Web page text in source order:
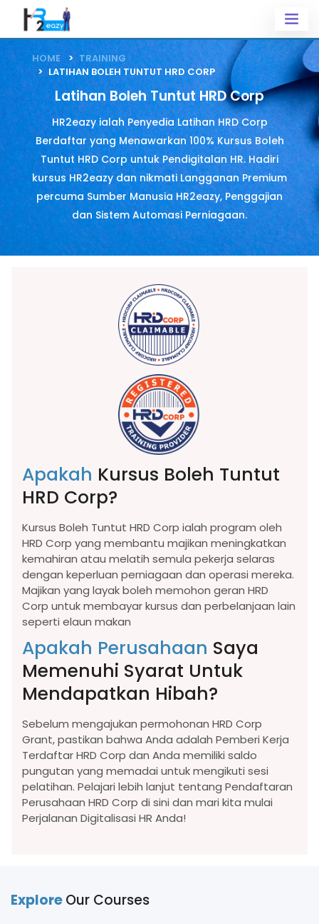
HOME
TRAINING
LATIHAN BOLEH TUNTUT HRD CORP
Latihan Boleh Tuntut HRD Corp
HR2eazy ialah Penyedia Latihan HRD Corp
Berdaftar yang Menawarkan 100% Kursus Boleh
Tuntut HRD Corp untuk Pendigitalan HR. Hadiri
kursus HR2eazy dan nikmati Langganan Premium
percuma Sumber Manusia HR2eazy, Penggajian
dan Sistem Automasi Perniagaan.
Apakah Kursus Boleh Tuntut
HRD Corp?
Kursus Boleh Tuntut HRD Corp ialah program oleh
HRD Corp yang membantu majikan meningkatkan
kemahiran atau melatih semula pekerja selaras
dengan keperluan perniagaan dan operasi mereka.
Majikan yang layak boleh memohon geran HRD
Corp untuk membayar kursus dan perbelanjaan lain
seperti elaun makan
Apakah Perusahaan Saya
Memenuhi Syarat Untuk
Mendapatkan Hibah?
Sebelum mengajukan permohonan HRD Corp
Grant, pastikan bahwa Anda adalah Pemberi Kerja
Terdaftar HRD Corp dan Anda memiliki saldo
pungutan yang memadai untuk mengikuti sesi
pelatihan. Pelajari lebih lanjut tentang Pendaftaran
Perusahaan HRD Corp di sini dan mari kita mulai
Perjalanan Digitalisasi HR Anda!
ExploreOur Courses